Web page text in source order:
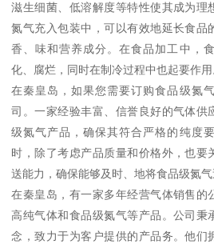
滋生细菌、低溶解度等特性使其成为理
氮气充入包装中，可以有效地延长食品
香、味和营养成分。在食品加工中，
化、腐烂，同时在制冷过程中也起要作用
在秦皇岛，如果您需要订购食品级氮
司。一家经验丰富、信誉良好的气体供
级氮气产品，确保其符合严格的纯度
时，除了考虑产品质量和价格外，也要
送能力，确保能够及时、地将食品级氮气
在秦皇岛，有一家多年经营气体销售的
高纯气体和食品级氮气等产品。公司秉
念，致力于为客户提供的产品务。他们